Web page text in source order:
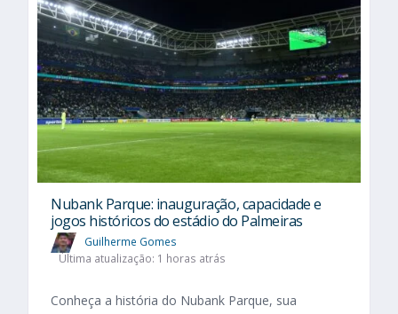
Nubank Parque: inauguração, capacidade e
jogos históricos do estádio do Palmeiras
Guilherme Gomes
Última atualização: 1 horas atrás
Conheça a história do Nubank Parque, sua